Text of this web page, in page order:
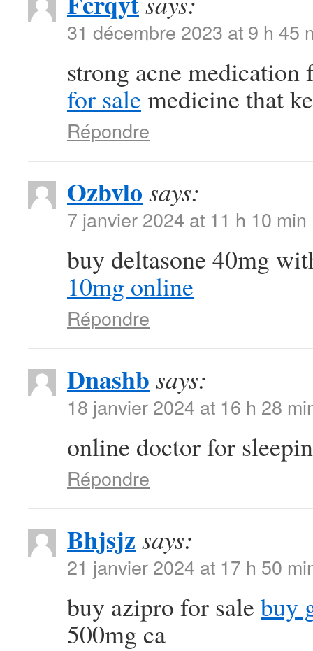
31 décembre 2023 at 9 h 45
strong acne
for sale medicine that
Répondre
Ozbvlo says:
7 janvier 2024 at 11 h 10 min
buy deltasone 40mg
10mg online
Répondre
Dnashb says:
18 janvier 2024 at 16 h 28
online doctor for
Répondre
Bhjsjz says:
21 janvier 2024 at 17 h 50
buy azipro for sale buy
500mg ca